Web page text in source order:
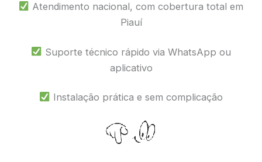
Atendimento nacional, com cobertura total em
Piauí
Suporte técnico rápido via WhatsApp ou
aplicativo
Instalação prática e sem complicação